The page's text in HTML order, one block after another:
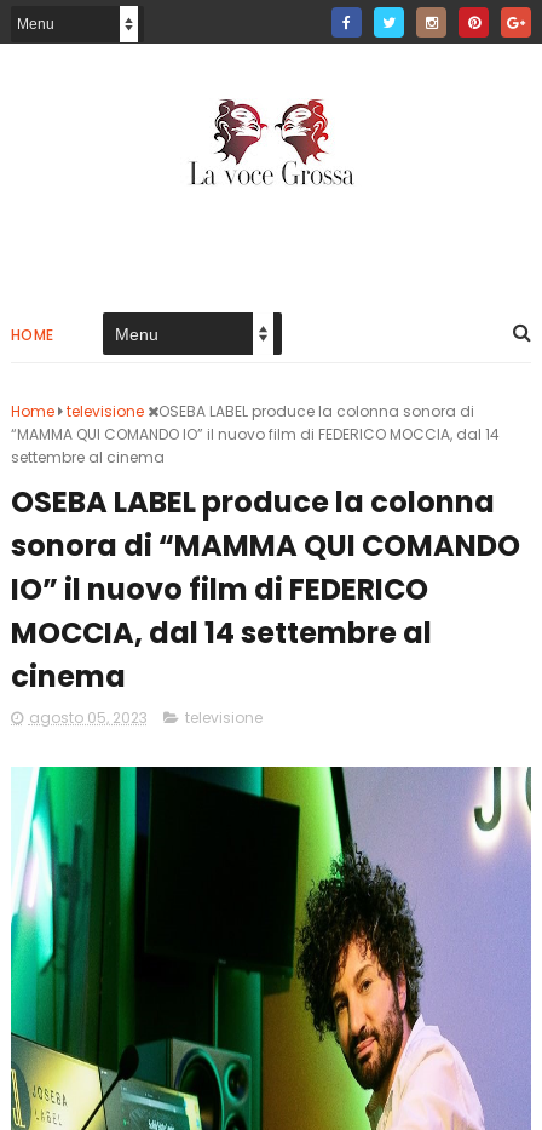
HOME
Home televisione
OSEBA LABEL produce la colonna sonora di
“MAMMA QUI COMANDO IO” il nuovo film di FEDERICO MOCCIA, dal 14
settembre al cinema
OSEBA LABEL produce la colonna
sonora di “MAMMA QUI COMANDO
IO” il nuovo film di FEDERICO
MOCCIA, dal 14 settembre al
cinema
agosto 05, 2023 televisione